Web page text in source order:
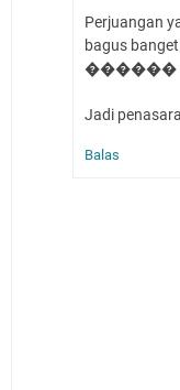
Perjuangan
bagus
������
Jadi
Balas